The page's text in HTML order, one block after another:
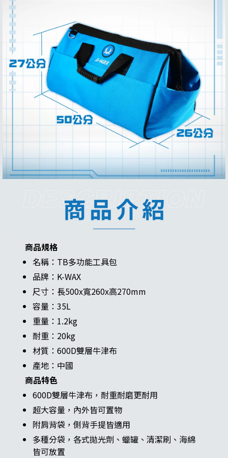
商品規格
名稱：TB多功能工具包
品牌：K-WAX
尺寸：長500x寬260x高270mm
容量：35L
重量：1.2kg
耐重：20kg
材質：600D雙層牛津布
產地：中國
商品特色
600D雙層牛津布，耐重耐磨更耐用
超大容量，內外皆可置物
附肩背袋，側背手提皆適用
多種分袋，各式拋光劑、蠟罐、清潔刷、海綿
皆可放置